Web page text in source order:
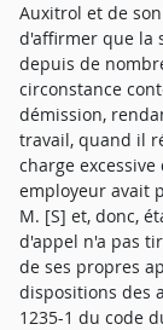
Auxitrol et de
d'affirmer que la
depuis de
circonstance
démission,
travail, quand il
charge
employeur avait
M. [S] et, donc,
d'appel n'a pas
de ses propres
dispositions des
1235-1 du code